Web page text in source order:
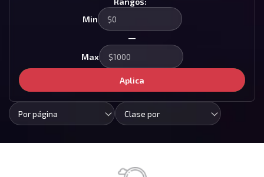
Min
—
Max
Aplica
Por página Clase por